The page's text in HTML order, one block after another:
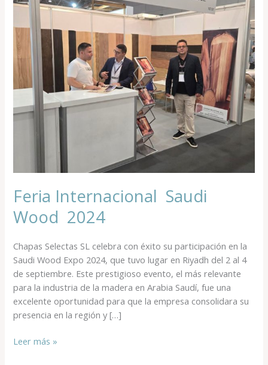
Feria Internacional Saudi
Wood 2024
Chapas Selectas SL celebra con éxito su participación en la
Saudi Wood Expo 2024, que tuvo lugar en Riyadh del 2 al 4
de septiembre. Este prestigioso evento, el más relevante
para la industria de la madera en Arabia Saudí, fue una
excelente oportunidad para que la empresa consolidara su
presencia en la región y […]
Leer más »